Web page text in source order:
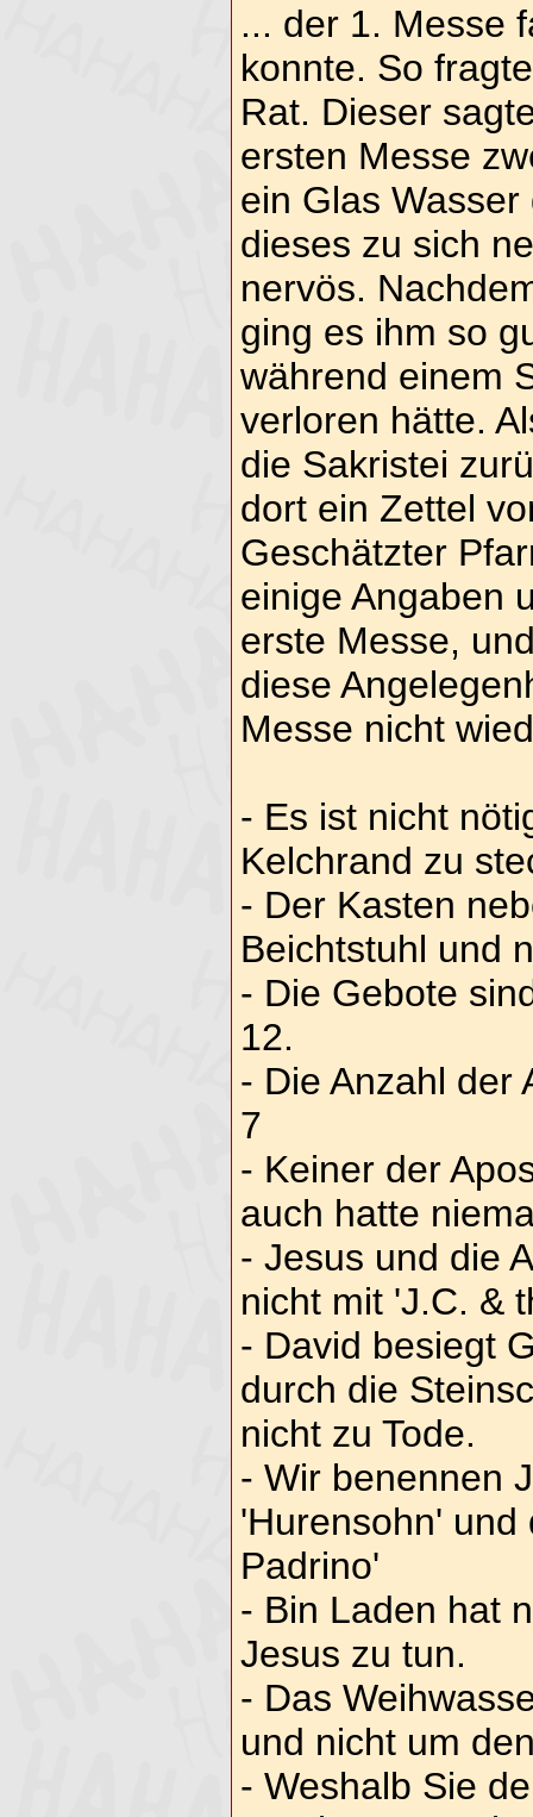
... der 1. Messe
konnte. So
Rat. Dieser
ersten Messe
ein Glas
dieses zu sich
nervös.
ging es ihm so
während einem
verloren hätte.
die Sakristei
dort ein Zettel
Geschätzter
einige Angaben
erste Messe,
diese
Messe nicht
- Es ist nicht
Kelchrand zu
- Der Kasten
Beichtstuhl und
- Die Gebote
12.
- Die Anzahl der
7
- Keiner der
auch hatte
- Jesus und die
nicht mit 'J.C. &
- David besiegt
durch die
nicht zu Tode.
- Wir benennen
'Hurensohn' und
Padrino'
- Bin Laden hat
Jesus zu tun.
- Das
und nicht um
- Weshalb Sie